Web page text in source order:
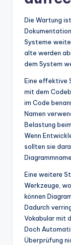
Die Wartung
Systeme
alte werden
dem System
Eine effektive
mit dem
im Code
Namen
Belastung
Wenn
sollten sie
Eine weitere
Werkzeuge,
können
Dadurch
Vokabular mit
Doch
Überprüfung